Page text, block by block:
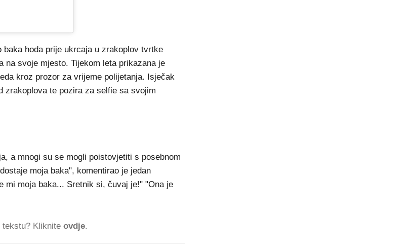
hoda prije ukrcaja u zrakoplov tvrtke
na svoje mjesto. Tijekom leta prikazana je
kroz prozor za vrijeme polijetanja. Isječak
zrakoplova te pozira za selfie sa svojim
a mnogi su se mogli poistovjetiti s posebnom
moja baka", komentirao je jedan
mi moja baka... Sretnik si, čuvaj je!" "Ona je
Kliknite ovdje.